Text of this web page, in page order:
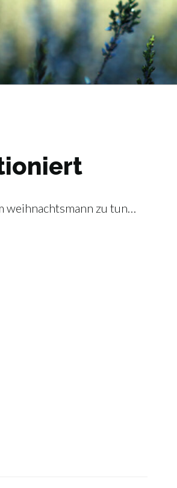
weihnachtsmann zu tun…